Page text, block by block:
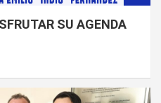
SU AGENDA